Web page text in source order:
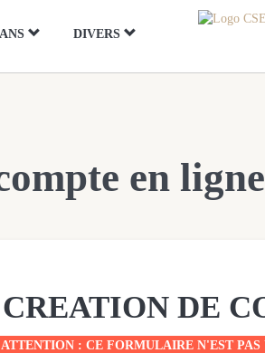
DIVERS
en ligne
CREATION DE
ATTENTION : CE FORMULAIRE N'EST